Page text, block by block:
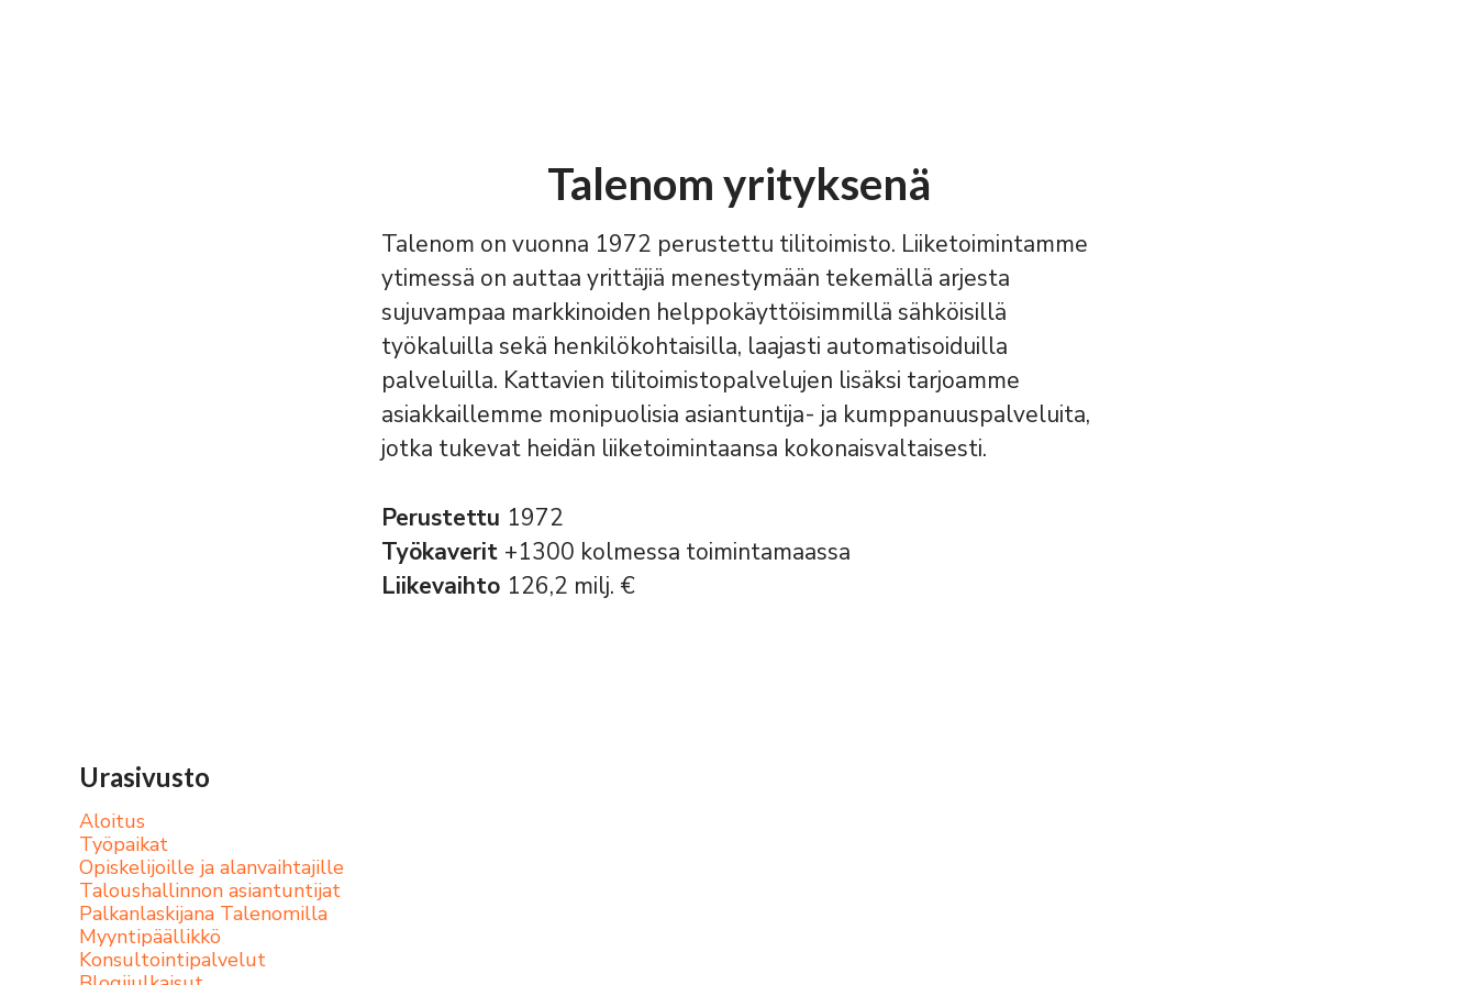
Talenom yrityksenä
Talenom on vuonna 1972 perustettu tilitoimisto. Liiketoimintamme
ytimessä on auttaa yrittäjiä menestymään tekemällä arjesta
sujuvampaa markkinoiden helppokäyttöisimmillä sähköisillä
työkaluilla sekä henkilökohtaisilla, laajasti automatisoiduilla
palveluilla. Kattavien tilitoimistopalvelujen lisäksi tarjoamme
asiakkaillemme monipuolisia asiantuntija- ja kumppanuuspalveluita,
jotka tukevat heidän liiketoimintaansa kokonaisvaltaisesti.
Perustettu 1972
Työkaverit +1300 kolmessa toimintamaassa
Liikevaihto 126,2 milj. €
Urasivusto
Aloitus
Työpaikat
Opiskelijoille ja alanvaihtajille
Taloushallinnon asiantuntijat
Palkanlaskijana Talenomilla
Myyntipäällikkö
Konsultointipalvelut